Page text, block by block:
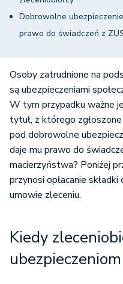
Dobrowolne
prawo do świadczeń z
Osoby zatrudnione na
są ubezpieczeniami
W tym przypadku ważne
tytuł, z którego
pod dobrowolne
daje mu prawo do
macierzyństwa? Poniżej
przynosi opłacanie
umowie zleceniu.
Kiedy